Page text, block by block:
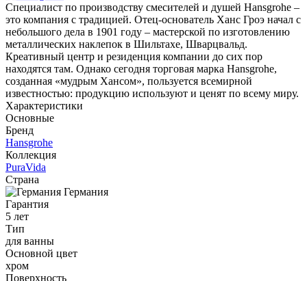
Специалист по производству смесителей и душей Hansgrohe –
это компания с традицией. Отец-основатель Ханс Гроэ начал с
небольшого дела в 1901 году – мастерской по изготовлению
металлических наклепок в Шильтахе, Шварцвальд.
Креативный центр и резиденция компании до сих пор
находятся там. Однако сегодня торговая марка Hansgrohe,
созданная «мудрым Хансом», пользуется всемирной
известностью: продукцию используют и ценят по всему миру.
Характеристики
Основные
Бренд
Hansgrohe
Коллекция
PuraVida
Страна
Германия
Гарантия
5 лет
Тип
для ванны
Основной цвет
хром
Поверхность